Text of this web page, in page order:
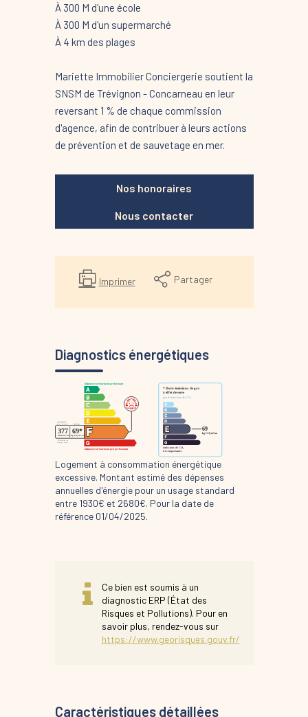
À 300 M d'une école
À 300 M d'un supermarché
À 4 km des plages
Mariette Immobilier Conciergerie soutient la
SNSM de Trévignon - Concarneau en leur
reversant 1 % de chaque commission
d'agence, afin de contribuer à leurs actions
de prévention et de sauvetage en mer.
Nos honoraires
Nous contacter
Imprimer Partager
Diagnostics énergétiques
Logement à consommation énergétique
excessive. Montant estimé des dépenses
annuelles d'énergie pour un usage standard
entre 1930€ et 2680€. Pour la date de
référence 01/04/2025.
Ce bien est soumis à un
diagnostic ERP (État des
Risques et Pollutions). Pour en
savoir plus, rendez-vous sur
https://www.georisques.gouv.fr/
Caractéristiques détaillées